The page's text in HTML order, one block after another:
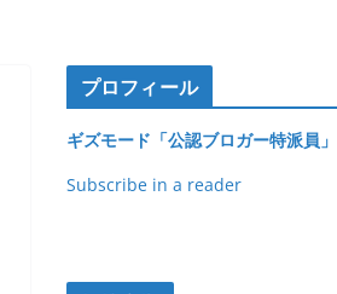
プロフィール
ギズモード「公認ブロガー特派員」
Subscribe in a reader